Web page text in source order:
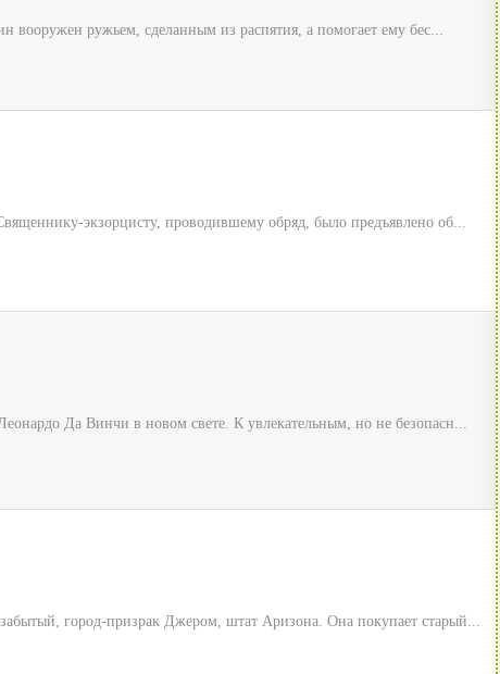
вооружен ружьем, сделанным из распятия, а помогает ему бес...
экзорцисту, проводившему обряд, было предъявлено об...
Да Винчи в новом свете. К увлекательным, но не безопасн...
город-призрак Джером, штат Аризона. Она покупает старый...